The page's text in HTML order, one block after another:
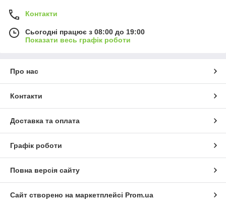
Контакти
Сьогодні працює з 08:00 до 19:00
Показати весь графік роботи
Про нас
Контакти
Доставка та оплата
Графік роботи
Повна версія сайту
Сайт створено на маркетплейсі Prom.ua